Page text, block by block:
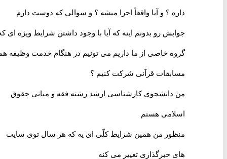
داره ؟ و آیا واقعاً اجرا میشه ؟ و سوالی که دوست دارم
جوابش رو بدونم اینه که آیا با وجود داشتن شرایط ویژه ای که
گروه خاصی از ما داریم می تونیم در هنگام خدمت وظیفه هم
مسابقات قرآنی شرکت کنیم ؟
من دانشجوی کارشناسی ارشد رشته فقه و مبانی حقوق
اسلامی هستم
منظور من همین شرایط کلّی ای یه که هر سال توی سایت
های خبرگذاری تغییر می کنه